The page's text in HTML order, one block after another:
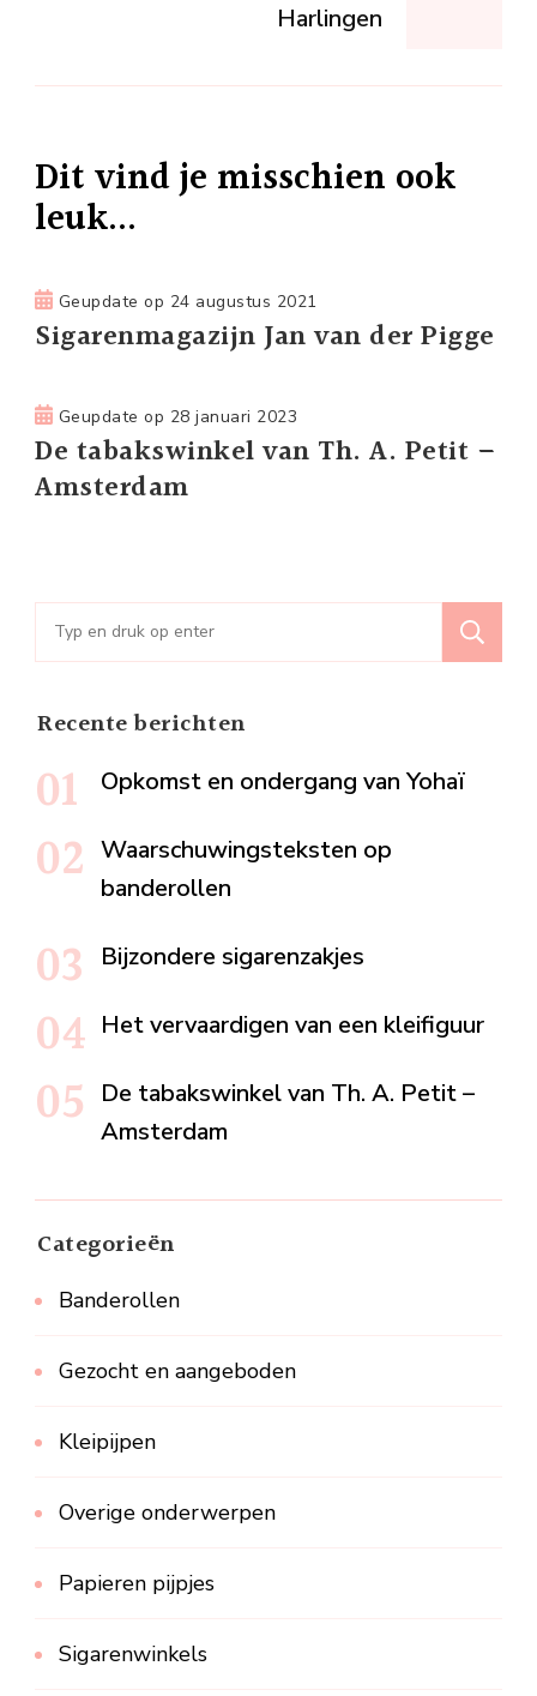
Harlingen
Dit vind je misschien ook
leuk...
Geupdate op 24 augustus 2021
Sigarenmagazijn Jan van der Pigge
Geupdate op 28 januari 2023
De tabakswinkel van Th. A. Petit –
Amsterdam
Zoeken
naar:
Recente berichten
Opkomst en ondergang van Yohaï
Waarschuwingsteksten op
banderollen
Bijzondere sigarenzakjes
Het vervaardigen van een kleifiguur
De tabakswinkel van Th. A. Petit –
Amsterdam
Categorieën
Banderollen
Gezocht en aangeboden
Kleipijpen
Overige onderwerpen
Papieren pijpjes
Sigarenwinkels